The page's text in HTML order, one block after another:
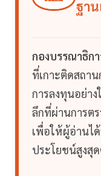
ฐา
กองบรรณาธิก
ที่เกาะติดสถา
การลงทุนอย่า
ลึกที่ผ่านการต
เพื่อให้ผู้อ่านไ
ประโยชน์สูงสุ